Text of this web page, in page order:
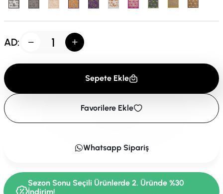
AD:
Sepete Ekle
Favorilere Ekle
Whatsapp Sipariş
Sezon Sonu Seçili Ürünlerde 2. Üründe %30
İndirim!